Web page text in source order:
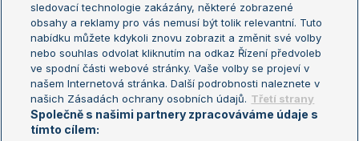
Turnaj mistryň
Aktualní trendy
Fotbalové přestupy
Livesport Daily
LS Prague Open
sledovací technologie zakázány, některé zobrazené
obsahy a reklamy pro vás nemusí být tolik relevantní. Tuto
nabídku můžete kdykoli znovu zobrazit a změnit své volby
nebo souhlas odvolat kliknutím na odkaz Řízení předvoleb
ve spodní části webové stránky. Vaše volby se projeví v
našem Internetová stránka. Další podrobnosti naleznete v
našich Zásadách ochrany osobních údajů. Třetí strany
Společně s našimi partnery zpracováváme údaje s
tímto cílem: